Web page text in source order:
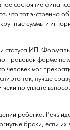
состояние
что тот экстренно
суммы и
статуса ИП.
правовой форме не
человек мог
это так, лучше
чеки по уплате
ребенка. Речь
браки, если их